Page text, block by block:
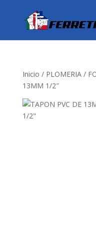
Inicio / PLOMERIA/
13MM 1/2″